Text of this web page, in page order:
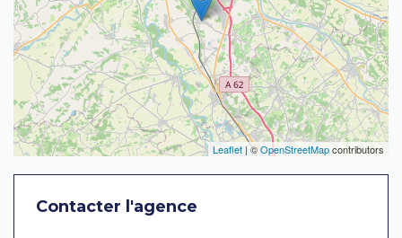
Leaflet | ©OpenStreetMapcontributors
Contacter l'agence